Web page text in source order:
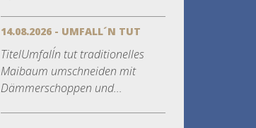
14.08.2026 - UMFALL´N TUT
TitelUmfall´n tut traditionelles
Maibaum umschneiden mit
Dämmerschoppen und...